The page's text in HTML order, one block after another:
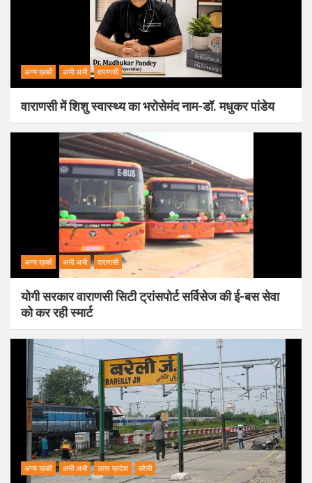
अन्य ख़बरें अभी अभी वाराणसी
वाराणसी में शिशु स्वास्थ्य का भरोसेमंद नाम-डॉ. मधुकर पांडेय
अन्य ख़बरें अभी अभी वाराणसी
योगी सरकार वाराणसी सिटी ट्रांसपोर्ट सर्विसेज की ई-बस सेवा
को कर रही स्मार्ट
अन्य ख़बरें अभी अभी उत्तर प्रदेश बरेली